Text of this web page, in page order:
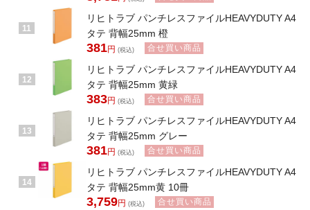
11
リヒトラブ パンチレスファイルHEAVYDUTY A4
タテ 背幅25mm 橙
381円 (税込) 合せ買い商品
12
リヒトラブ パンチレスファイルHEAVYDUTY A4
タテ 背幅25mm 黄緑
383円 (税込) 合せ買い商品
13
リヒトラブ パンチレスファイルHEAVYDUTY A4
タテ 背幅25mm グレー
381円 (税込) 合せ買い商品
14
リヒトラブ パンチレスファイルHEAVYDUTY A4
タテ 背幅25mm黄 10冊
3,759円 (税込) 合せ買い商品